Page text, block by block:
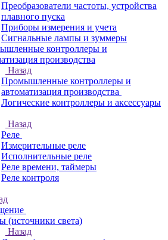
Преобразователи частоты, устройства
плавного пуска
Приборы измерения и учета
Сигнальные лампы и зуммеры
контроллеры и
производства
Назад
Промышленные контроллеры и
автоматизация производства
Логические контроллеры и аксессуары
Назад
Реле
Измерительные реле
Исполнительные реле
Реле времени, таймеры
Реле контроля
(источники света)
Назад